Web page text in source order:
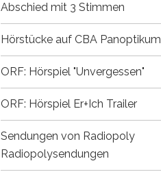
Abschied mit 3 Stimmen
Hörstücke auf CBA Panoptikum
ORF: Hörspiel "Unvergessen"
ORF: Hörspiel Er+Ich Trailer
Sendungen von Radiopoly
Radiopolysendungen